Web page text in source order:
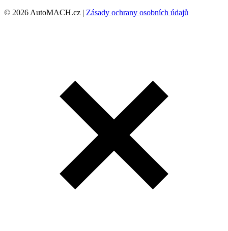
© 2026 AutoMACH.cz | Zásady ochrany osobních údajů